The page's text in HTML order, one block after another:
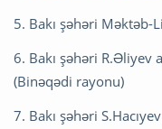
5. Bakı şəhəri
6. Bakı şəhəri R.Əliyev
(Binəqədi rayonu)
7. Bakı şəhəri